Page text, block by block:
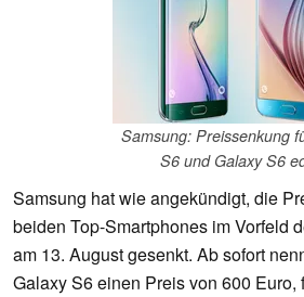
Samsung: Preissenkung
S6 und Galaxy S6
Samsung hat wie angekündigt, die
beiden Top-Smartphones im Vorfeld
am 13. August gesenkt. Ab sofort
Galaxy S6 einen Preis von 600 Euro,